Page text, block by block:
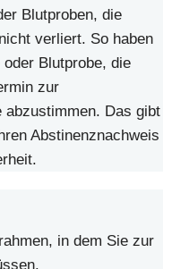
Blutproben, die
verliert. So haben
Blutprobe, die
zur
abzustimmen. Das gibt
Abstinenznachweis
in dem Sie zur